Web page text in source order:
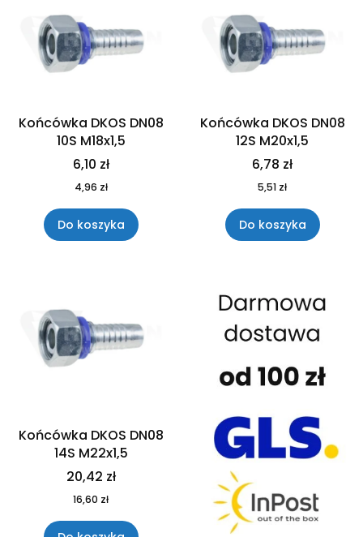
Końcówka DKOS DN08
10S M18x1,5
6,10 zł
4,96 zł
Do koszyka
Końcówka DKOS DN08
12S M20x1,5
6,78 zł
5,51 zł
Do koszyka
Końcówka DKOS DN08
14S M22x1,5
20,42 zł
16,60 zł